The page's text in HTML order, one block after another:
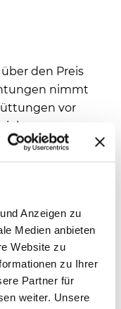
Anzeigen zu
Medien anbieten
Website zu
zu Ihrer
Partner für
weiter. Unsere
den Preis
nimmt
vor
da diese
in
umfassenden
im